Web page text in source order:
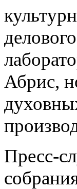
Абрис,
Пресс-